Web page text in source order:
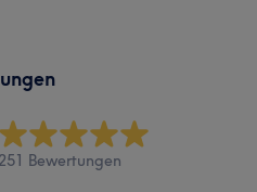
251 Bewertungen